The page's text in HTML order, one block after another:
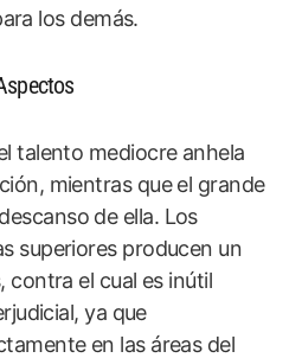
los demás.
talento mediocre anhela
mientras que el grande
de ella. Los
superiores producen un
contra el cual es inútil
ya que
en las áreas del